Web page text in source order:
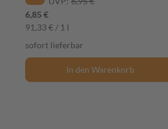
6,85 €
91,33 € / 1 l
sofort lieferbar
In den Warenkorb